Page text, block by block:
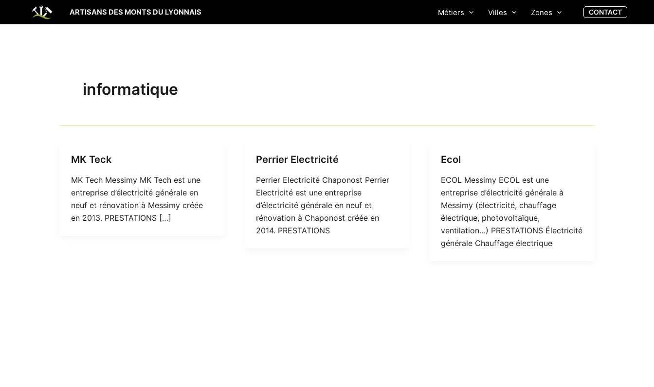
ARTISANS DES MONTS DU LYONNAIS Métiers Villes Zones CONTACT
informatique
MK Teck
MK Tech Messimy MK Tech est une
entreprise d’électricité générale en
neuf et rénovation à Messimy créée
en 2013. PRESTATIONS […]
Perrier Electricité
Perrier Electricité Chaponost Perrier
Electricité est une entreprise
d’électricité générale en neuf et
rénovation à Chaponost créée en
2014. PRESTATIONS
Ecol
ECOL Messimy ECOL est une
entreprise d’électricité générale à
Messimy (électricité, chauffage
électrique, photovoltaïque,
ventilation…) PRESTATIONS Électricité
générale Chauffage électrique